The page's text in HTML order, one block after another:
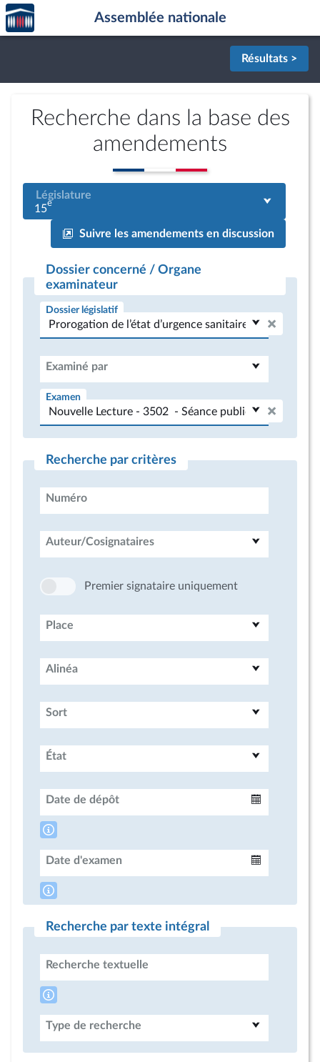
Aller au contenu
Aller en bas de la page
Accèder
à la
page
Assemblée nationale
Résultats >
Recherche dans la base des
amendements
Législature
15e
Suivre les amendements en discussion
Dossier concerné / Organe
examinateur
Dossier législatif
Examiné par
Examen
Recherche par critères
Numéro
Auteur/Cosignataires
Premier signataire uniquement
Place
Alinéa
Sort
État
Date de dépôt
Date d'examen
Recherche par texte intégral
Recherche textuelle
Type de recherche